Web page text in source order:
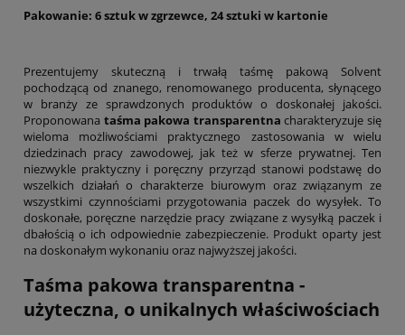
Pakowanie: 6 sztuk w zgrzewce, 24 sztuki w kartonie
Prezentujemy skuteczną i trwałą taśmę pakową Solvent
pochodzącą od znanego, renomowanego producenta, słynącego
w branży ze sprawdzonych produktów o doskonałej jakości.
Proponowana taśma pakowa transparentna charakteryzuje się
wieloma możliwościami praktycznego zastosowania w wielu
dziedzinach pracy zawodowej, jak też w sferze prywatnej. Ten
niezwykle praktyczny i poręczny przyrząd stanowi podstawę do
wszelkich działań o charakterze biurowym oraz związanym ze
wszystkimi czynnościami przygotowania paczek do wysyłek. To
doskonałe, poręczne narzędzie pracy związane z wysyłką paczek i
dbałością o ich odpowiednie zabezpieczenie. Produkt oparty jest
na doskonałym wykonaniu oraz najwyższej jakości.
Taśma pakowa transparentna -
użyteczna, o unikalnych właściwościach